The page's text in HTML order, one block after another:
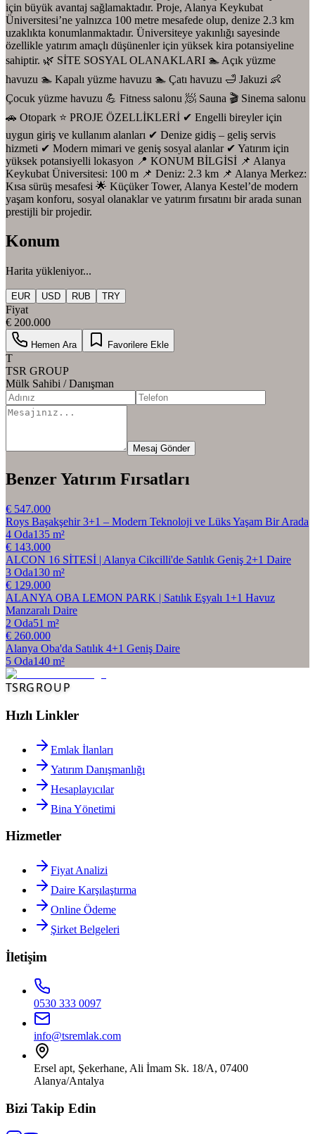
için büyük avantaj sağlamaktadır. Proje, Alanya Keykubat
Üniversitesi’ne yalnızca 100 metre mesafede olup, denize 2.3 km
uzaklıkta konumlanmaktadır. Üniversiteye yakınlığı sayesinde
özellikle yatırım amaçlı düşünenler için yüksek kira potansiyeline
sahiptir. 🌿 SİTE SOSYAL OLANAKLARI 🏊 Açık yüzme
havuzu 🏊 Kapalı yüzme havuzu 🏊 Çatı havuzu 🛁 Jakuzi 👶
Çocuk yüzme havuzu 💪 Fitness salonu 🧖 Sauna 🎬 Sinema salonu
🚗 Otopark ⭐ PROJE ÖZELLİKLERİ ✔ Engelli bireyler için
uygun giriş ve kullanım alanları ✔ Denize gidiş – geliş servis
hizmeti ✔ Modern mimari ve geniş sosyal alanlar ✔ Yatırım için
yüksek potansiyelli lokasyon 📍 KONUM BİLGİSİ 📌 Alanya
Keykubat Üniversitesi: 100 m 📌 Deniz: 2.3 km 📌 Alanya Merkez:
Kısa sürüş mesafesi 🌟 Küçüker Tower, Alanya Kestel’de modern
yaşam konforu, sosyal olanaklar ve yatırım fırsatını bir arada sunan
prestijli bir projedir.
Konum
Harita yükleniyor...
EUR USD RUB TRY
Fiyat
€ 200.000
Hemen Ara Favorilere Ekle
T
TSR GROUP
Mülk Sahibi / Danışman
Mesaj Gönder
Benzer Yatırım Fırsatları
€ 547.000
Roys Başakşehir 3+1 – Modern Teknoloji ve Lüks Yaşam Bir Arada
4 Oda135 m²
€ 143.000
ALCON 16 SİTESİ | Alanya Cikcilli'de Satılık Geniş 2+1 Daire
3 Oda130 m²
€ 129.000
ALANYA OBA LEMON PARK | Satılık Eşyalı 1+1 Havuz
Manzaralı Daire
2 Oda51 m²
€ 260.000
Alanya Oba'da Satılık 4+1 Geniş Daire
5 Oda140 m²
TSRGROUP
Hızlı Linkler
Emlak İlanları
Yatırım Danışmanlığı
Hesaplayıcılar
Bina Yönetimi
Hizmetler
Fiyat Analizi
Daire Karşılaştırma
Online Ödeme
Şirket Belgeleri
İletişim
0530 333 0097
info@tsremlak.com
Ersel apt, Şekerhane, Ali İmam Sk. 18/A, 07400
Alanya/Antalya
Bizi Takip Edin